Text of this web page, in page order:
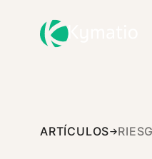
ARTÍCULOS